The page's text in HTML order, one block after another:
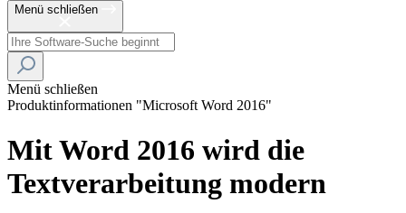
Menü schließen
Menü schließen
Produktinformationen "Microsoft Word 2016"
Mit Word 2016 wird die
Textverarbeitung modern